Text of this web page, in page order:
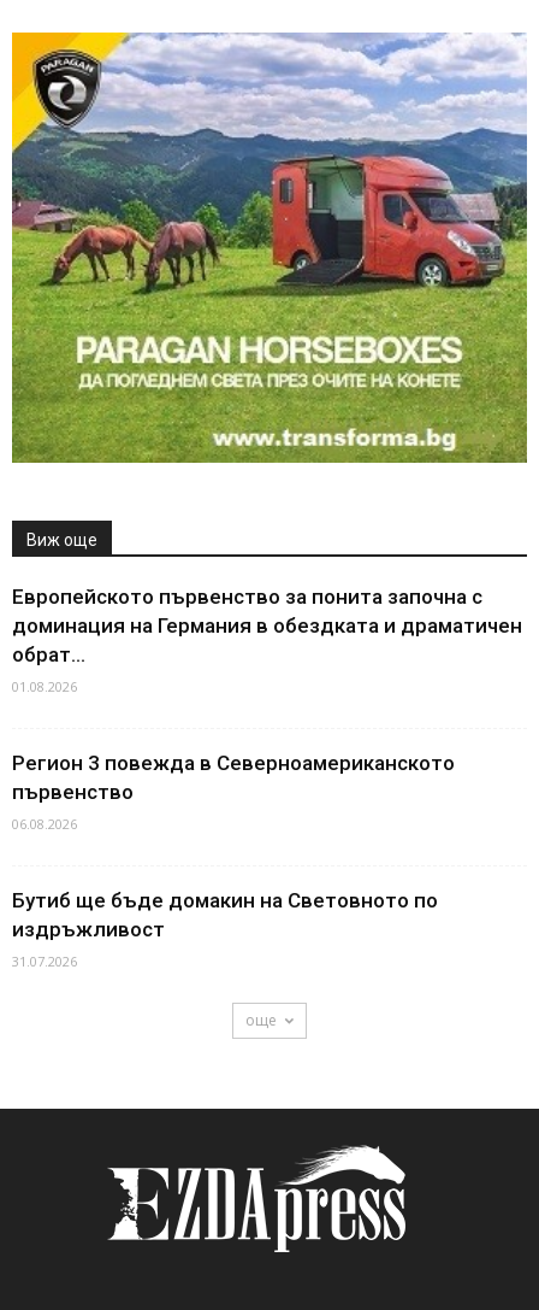
Виж още
Европейското първенство за понита започна с
доминация на Германия в обездката и драматичен
обрат...
01.08.2026
Регион 3 повежда в Северноамериканското
първенство
06.08.2026
Бутиб ще бъде домакин на Световното по
издръжливост
31.07.2026
още